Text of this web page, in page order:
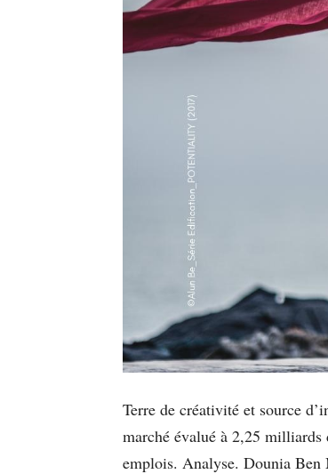
Terre de créativité et source
marché évalué à 2,25
emplois. Analyse. Dounia